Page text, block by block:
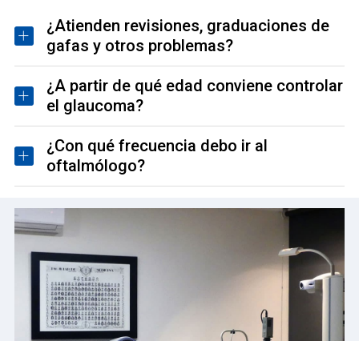
¿Atienden revisiones, graduaciones de
gafas y otros problemas?
¿A partir de qué edad conviene controlar
el glaucoma?
¿Con qué frecuencia debo ir al
oftalmólogo?